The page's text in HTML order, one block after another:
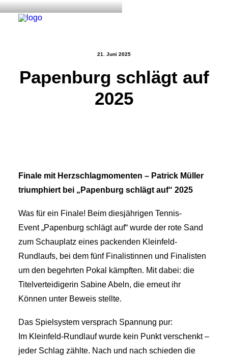
Start
Links
21. Juni 2025
Papenburg schlägt auf
2025
Finale mit Herzschlagmomenten – Patrick Müller
triumphiert bei „Papenburg schlägt auf“ 2025
Was für ein Finale! Beim diesjährigen Tennis-
Event „Papenburg schlägt auf“ wurde der rote Sand
zum Schauplatz eines packenden Kleinfeld-
Rundlaufs, bei dem fünf Finalistinnen und Finalisten
um den begehrten Pokal kämpften. Mit dabei: die
Titelverteidigerin Sabine Abeln, die erneut ihr
Können unter Beweis stellte.
Das Spielsystem versprach Spannung pur:
Im Kleinfeld-Rundlauf wurde kein Punkt verschenkt –
jeder Schlag zählte. Nach und nach schieden die